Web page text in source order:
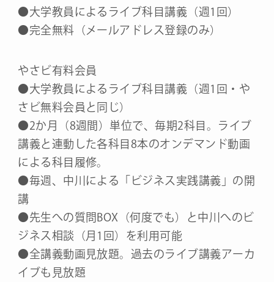
●大学教員によるライブ科目講義（週1回）
●完全無料（メールアドレス登録のみ）
やさビ有料会員
●大学教員によるライブ科目講義（週1回・や
さビ無料会員と同じ）
●2か月（8週間）単位で、毎期2科目。ライブ
講義と連動した各科目8本のオンデマンド動画
による科目履修。
●毎週、中川による「ビジネス実践講義」の開
講
●先生への質問BOX（何度でも）と中川へのビ
ジネス相談（月1回）を利用可能
●全講義動画見放題。過去のライブ講義アーカ
イブも見放題